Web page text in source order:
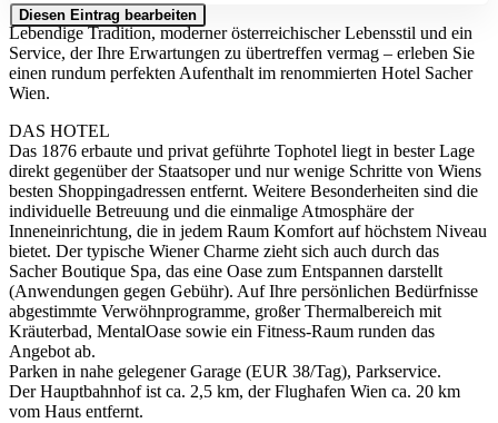
Diesen Eintrag bearbeiten
Lebendige Tradition, moderner österreichischer Lebensstil und ein
Service, der Ihre Erwartungen zu übertreffen vermag – erleben Sie
einen rundum perfekten Aufenthalt im renommierten Hotel Sacher
Wien.
DAS HOTEL
Das 1876 erbaute und privat geführte Tophotel liegt in bester Lage
direkt gegenüber der Staatsoper und nur wenige Schritte von Wiens
besten Shoppingadressen entfernt. Weitere Besonderheiten sind die
individuelle Betreuung und die einmalige Atmosphäre der
Inneneinrichtung, die in jedem Raum Komfort auf höchstem Niveau
bietet. Der typische Wiener Charme zieht sich auch durch das
Sacher Boutique Spa, das eine Oase zum Entspannen darstellt
(Anwendungen gegen Gebühr). Auf Ihre persönlichen Bedürfnisse
abgestimmte Verwöhnprogramme, großer Thermalbereich mit
Kräuterbad, MentalOase sowie ein Fitness-Raum runden das
Angebot ab.
Parken in nahe gelegener Garage (EUR 38/Tag), Parkservice.
Der Hauptbahnhof ist ca. 2,5 km, der Flughafen Wien ca. 20 km
vom Haus entfernt.